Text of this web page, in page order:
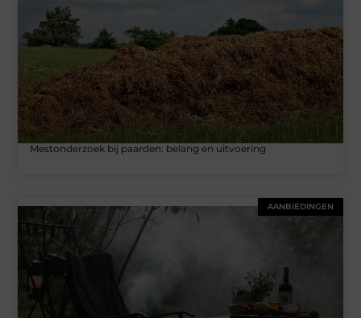
Mestonderzoek bij paarden: belang en uitvoering
AANBIEDINGEN